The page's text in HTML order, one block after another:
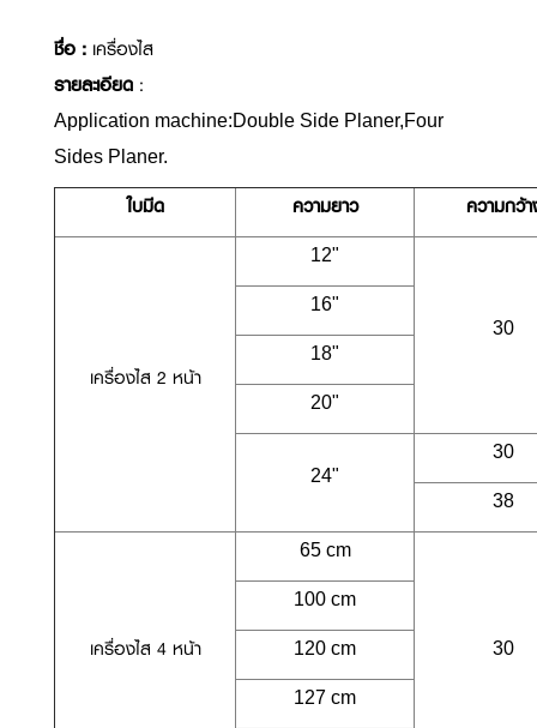
ชื่อ : เครื่องไส
รายละเอียด :
Application machine:Double Side Planer,Four
Sides Planer.
ใบมีด ความยาว ความกว้า
เครื่องไส 2 หน้า
12"
30
16"
18"
20"
24"
30
38
เครื่องไส 4 หน้า
65 cm
30
100 cm
120 cm
127 cm